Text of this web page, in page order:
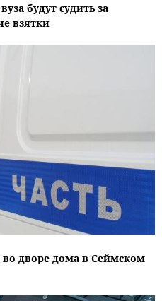
будут судить за
взятки
дворе дома в Сеймском